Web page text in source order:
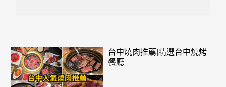
台中燒肉推薦|精選台中燒烤
餐廳